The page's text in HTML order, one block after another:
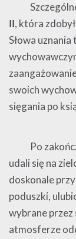
Szczególne
II, która
Słowa
swoich
sięgania po
Po
udali się na
doskonale
poduszki,
wybrane przez
atmosferze